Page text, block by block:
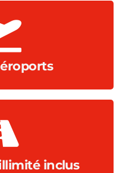
gratuites
et d’Alicante.
inclus